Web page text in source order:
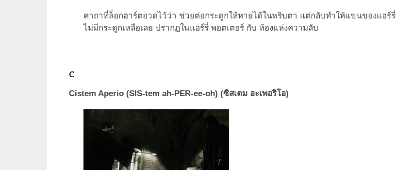
คาถาที่ล็อกฮาร์ตอวดไว้ว่า ช่วยต่อกระดูกให้หายได้ในพริบตา แต่กลับทำให้แขนของแฮร์รี่
ไม่มีกระดูกเหลือเลย ปรากฏในแฮร์รี่ พอตเตอร์ กับ ห้องแห่งความลับ
C
Cistem Aperio (SIS-tem ah-PER-ee-oh) (ซิสเตม อะเพอริโอ)